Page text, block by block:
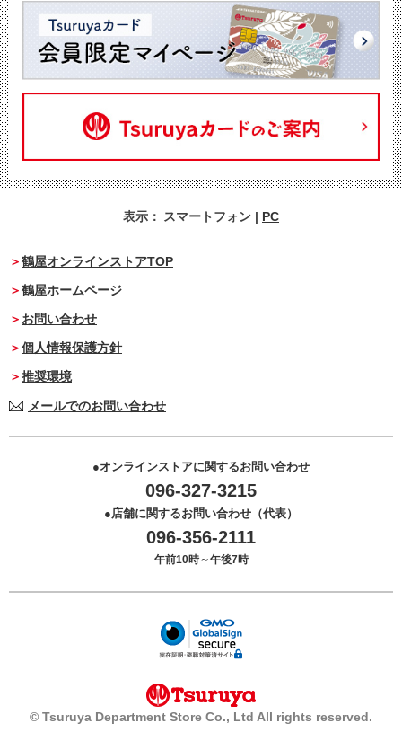
表示： スマートフォン | PC
鶴屋オンラインストアTOP
鶴屋ホームページ
お問い合わせ
個人情報保護方針
推奨環境
メールでのお問い合わせ
オンラインストアに関するお問い合わせ
096-327-3215
店舗に関するお問い合わせ（代表）
096-356-2111
午前10時～午後7時
© Tsuruya Department Store Co., Ltd All rights reserved.